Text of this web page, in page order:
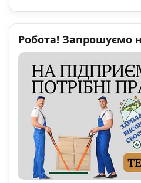
Робота! Запрошуємо